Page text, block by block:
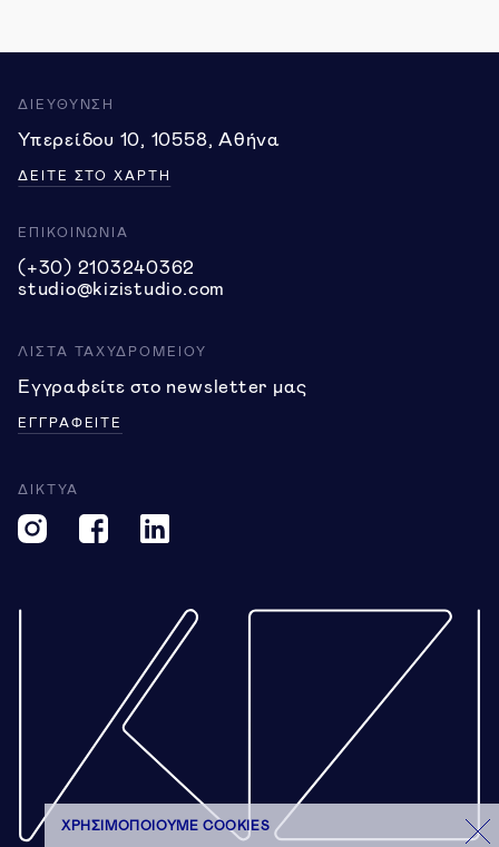
ΧΡΗΣΙΜΟΠΟΙΟΎΜΕ COOKIES
ΔΙΕΥΘΥΝΣΗ
Υπερείδου 10, 10558, Αθήνα
ΔΕΙΤΕ ΣΤΟ ΧΑΡΤΗ
ΕΠΙΚΟΙΝΩΝΙΑ
(+30) 2103240362
studio@kizistudio.com
ΛΙΣΤΑ ΤΑΧΥΔΡΟΜΕΙΟΥ
Εγγραφείτε στο newsletter μας
ΕΓΓΡΑΦΕΙΤΕ
ΔΙΚΤΥΑ